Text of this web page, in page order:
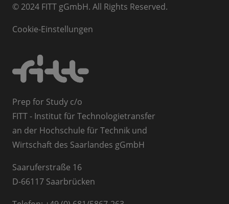
© 2024 FITT gGmbH. All Rights Reserved.
Cookie-Einstellungen
Prep for Study c/o
FITT - Institut für Technologietransfer
an der Hochschule für Technik und
Wirtschaft des Saarlandes gGmbH
Saaruferstraße 16
D-66117 Saarbrücken